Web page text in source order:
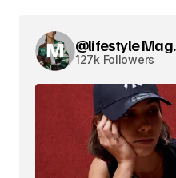
@lifestyle Mag.
127k Followers